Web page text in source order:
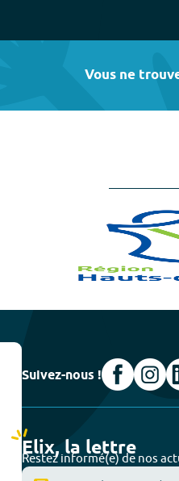
Vous ne
Suivez-nous !
Elix, la lettre
Restez informé(e) de nos